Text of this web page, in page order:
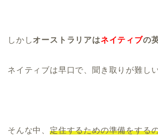
しかしオーストラリアはネイティブの
ネイティブは早口で、聞き取りが難しい
そんな中、 定住するための準備をする